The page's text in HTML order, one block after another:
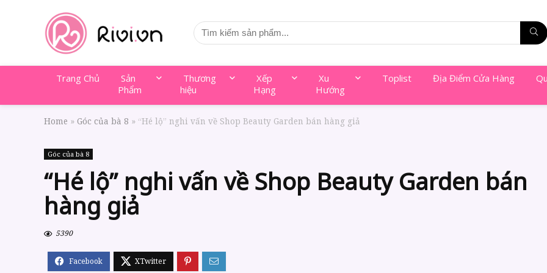
Trang Chủ
Sản
Phẩm
Thương
hiệu
Xếp
Hạng
Xu
Hướng
Toplist Địa Điểm Cửa Hàng
Home » Góc của bà 8 » “Hé lộ” nghi vấn về Shop Beauty Garden bán hàng giả
Góc của bà 8
“Hé lộ” nghi vấn về Shop Beauty Garden bán
hàng giả
5390